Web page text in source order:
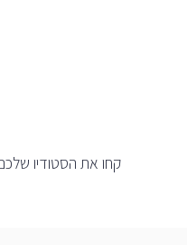
קחו את הסטודיו